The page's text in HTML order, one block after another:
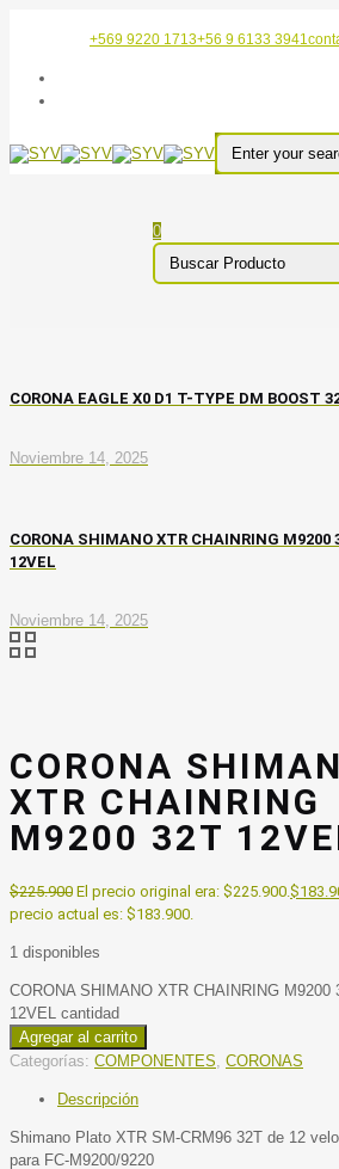
+569 9220 1713+56 9 6133 3941
0
CORONA EAGLE X0 D1 T-TYPE DM BOOST
Noviembre 14, 2025
CORONA SHIMANO XTR CHAINRING M9200
12VEL
Noviembre 14, 2025
CORONA
XTR CHAINRING
M9200 32T
$225.900 El precio original era: $225.900.$
precio actual es: $183.900.
1 disponibles
CORONA SHIMANO XTR CHAINRING M9200
12VEL cantidad
Agregar al carrito
Categorías: COMPONENTES, CORONAS
Descripción
Shimano Plato XTR SM-CRM96 32T de 12
para FC-M9200/9220